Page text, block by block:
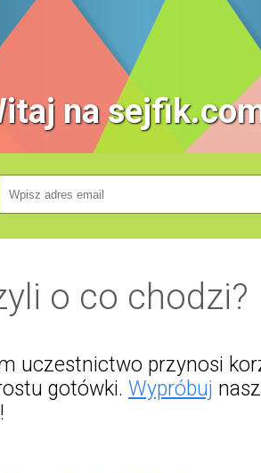
na
o co chodzi?
uczestnictwo przynosi
gotówki. Wypróbuj